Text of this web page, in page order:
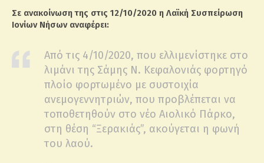
Σε ανακοίνωση της στις 12/10/2020 η Λαϊκή Συσπείρωση
Ιονίων Νήσων αναφέρει:
Aπό τις 4/10/2020, που ελλιμενίστηκε στο
λιμάνι της Σάμης Ν. Κεφαλονιάς φορτηγό
πλοίο φορτωμένο με συστοιχία
ανεμογεννητριών, που προβλέπεται να
τοποθετηθούν στο νέο Αιολικό Πάρκο,
στη θέση “Ξερακιάς”, ακούγεται η φωνή
του λαού.